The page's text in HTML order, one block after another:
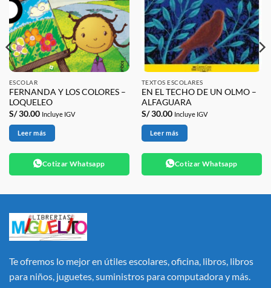
ESCOLAR
FERNANDA Y LOS COLORES –
LOQUELEO
S/30.00 Incluye IGV
Leer más
Cotizar Whatsapp
TEXTOS ESCOLARES
EN EL TECHO DE UN OLMO –
ALFAGUARA
S/30.00 Incluye IGV
Leer más
Cotizar Whatsapp
Te ofremos lo mejor en útiles escolares, oficina, libros, libros
para niños, juguetes, suministros para computadora y más.